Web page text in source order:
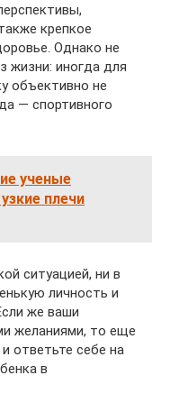
крепкое
Однако не
жизни: иногда для
объективно не
— спортивного
ученые
плечи
ситуацией, ни в
личность и
же ваши
желаниями, то еще
ответьте себе на
в